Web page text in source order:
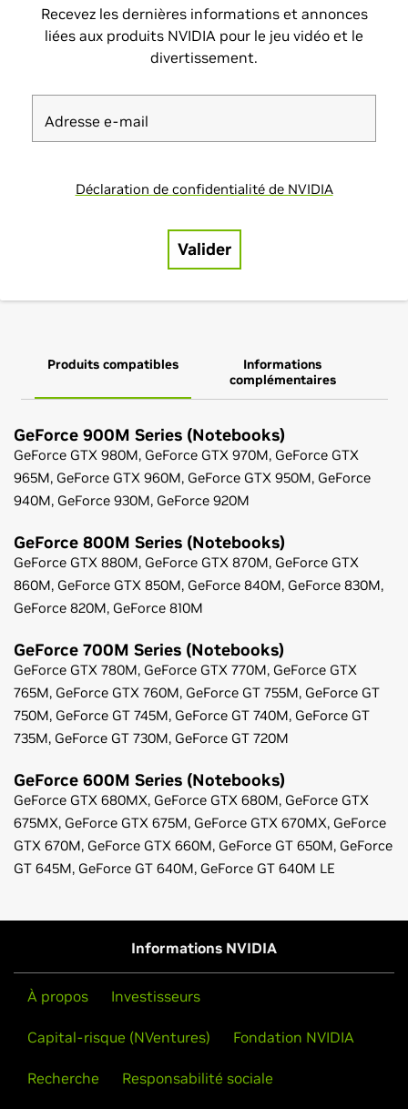
Produits compatibles
Informations
complémentaires
GeForce 900M Series (Notebooks)
GeForce GTX 980M, GeForce GTX 970M, GeForce GTX
965M, GeForce GTX 960M, GeForce GTX 950M, GeForce
940M, GeForce 930M, GeForce 920M
GeForce 800M Series (Notebooks)
GeForce GTX 880M, GeForce GTX 870M, GeForce GTX
860M, GeForce GTX 850M, GeForce 840M, GeForce 830M,
GeForce 820M, GeForce 810M
GeForce 700M Series (Notebooks)
GeForce GTX 780M, GeForce GTX 770M, GeForce GTX
765M, GeForce GTX 760M, GeForce GT 755M, GeForce GT
750M, GeForce GT 745M, GeForce GT 740M, GeForce GT
735M, GeForce GT 730M, GeForce GT 720M
GeForce 600M Series (Notebooks)
GeForce GTX 680MX, GeForce GTX 680M, GeForce GTX
675MX, GeForce GTX 675M, GeForce GTX 670MX, GeForce
GTX 670M, GeForce GTX 660M, GeForce GT 650M, GeForce
GT 645M, GeForce GT 640M, GeForce GT 640M LE
Informations NVIDIA
À propos Investisseurs
Capital-risque (NVentures) Fondation NVIDIA
Recherche Responsabilité sociale